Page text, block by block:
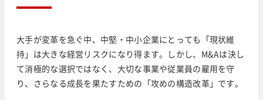
大手が変革を急ぐ中、中堅・中小企業にとっても「現状維
持」は大きな経営リスクになり得ます。しかし、M&Aは決し
て消極的な選択ではなく、大切な事業や従業員の雇用を守
り、さらなる成長を果たすための「攻めの構造改革」です。